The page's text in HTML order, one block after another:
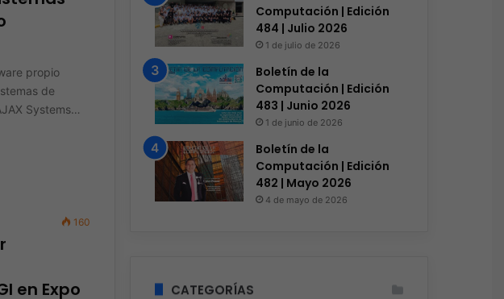
propio
de
Systems…
160
en Expo
Computación | Edición
484 | Julio 2026
1 de julio de 2026
Boletín de la
Computación | Edición
483 | Junio 2026
1 de junio de 2026
Boletín de la
Computación | Edición
482 | Mayo 2026
4 de mayo de 2026
CATEGORÍAS